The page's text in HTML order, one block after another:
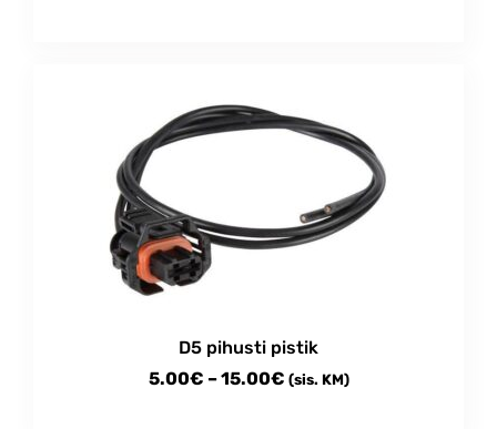
D5 pihusti pistik
5.00€ –15.00€Price
(sis. KM)